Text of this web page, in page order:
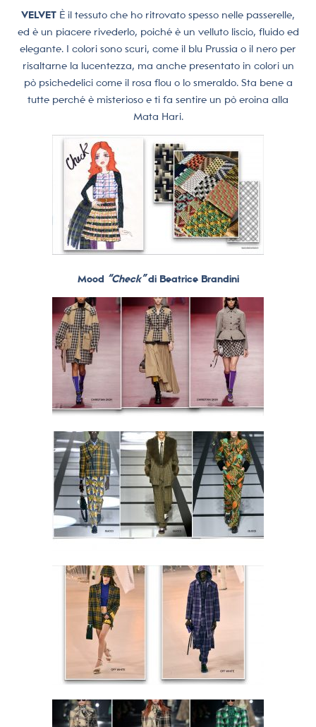
VELVET È il tessuto che ho ritrovato spesso nelle passerelle,
ed è un piacere rivederlo, poiché è un velluto liscio, fluido ed
elegante. I colori sono scuri, come il blu Prussia o il nero per
risaltarne la lucentezza, ma anche presentato in colori un
pò psichedelici come il rosa flou o lo smeraldo. Sta bene a
tutte perché è misterioso e ti fa sentire un pò eroina alla
Mata Hari.
Mood “Check”di Beatrice Brandini